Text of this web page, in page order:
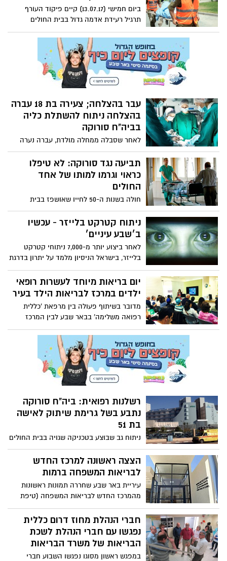
ביום חמישי (13.07.17) קיים פיקוד העורף
תרגיל רעידת אדמה גדול בבית החולים
סורוקה, זאת כחלק מהכנת צוות בית החולים
עבר בהצלחה; צעירה בת 18 עברה
בהצלחה ניתוח להשתלת כליה
בביה"ח סורוקה
לאחר שסבלה ממחלה מולדת, עברה נערה
בכיתה י"א השתלת כליה ואיננה זקוקה עוד
לדיאליזה. "הנערה יצאה מסכנת חיים ואינה
זקוקה עוד לדיאליזה. זהו צעד משמעותי
שמקל מאד עליה ועל בני משפחתה ומשפר
תביעה נגד סורוקה: לא טיפלו
כראוי וגרמו למותו של אחד
החולים
חולה בשנות ה-50 לחייו שאושפז בבית
החולים סורוקה עם שברים בגולגולת שוחרר
ומצבו הידרדר, עד שלאחרונה נפטר. כעת,
בית החולים סורוקה נתבע בגין רשלנות
למותו של החולה. סורוקה "המנוח קיבל טיפול
ניתוח קטרקט בלייזר - עכשיו
ב׳שבע עיניים׳
לאחר ביצוע יותר מ-7,000 ניתוחי קטרקט
בלייזר, בישראל הניסיון מלמד על יתרון בדרגת
הדיוק ובהפחתת הסיכון לתופעות לוואי.
יום בריאות מיוחד לעשרות רופאי
ילדים במרכז לבריאות הילד בעיר
מדובר בשיתוף פעולה בין מרפאת 'כללית
רפואה משלימה' בבאר שבע לבין המרכז
לבריאות הילד בעיר, שנועד, בין היתר, לקדם
למידה והטמעת רפואה אינטגרטיבית לטובת
בריאות המטופלים
רשלנות רפואית: ביה"ח סורוקה
נתבע בשל גרימת שיתוק לאישה
בת 51
ניתוח גב שבוצע בטכניקה שגויה בבית החולים
"סורוקה" הביא לשיתוק פלג גופה התחתון של
המנותחת בת ה-51, אשר סבלה מכאבי גב
עקב פריצת דיסק- כך על פי כתב התביעה
ביה"ח: "אנחנו לומדים את התביעה"
הצצה ראשונה למרכז החדש
לבריאות המשפחה ברמות
עיריית באר שבע שחררה תמונות ראשונות
מהמרכז החדש לבריאות המשפחה (טיפת
חלב), ע"ש את'ל, חנה ומוישה טרוטנר, ברחוב
משה קהירי בשכונת רמות. "מדובר במרכז
מתקדם ובו חדרי אחיות ורופאים, אולם
רב-תכליתי, חדרי שירות ועוד", כתב ראש העיר
על הקיר שלו בפייסבוק.
חברי הנהלת מחוז דרום כללית
נפגשו עם חברי הנהלת לשכת
הבריאות של משרד הבריאות
במפגש ראשון מסוגו נפגשו השבוע חברי